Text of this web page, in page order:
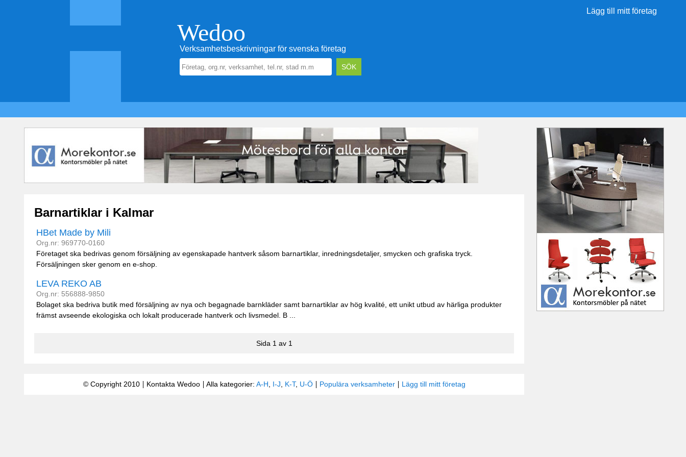
Lägg till mitt företag
Wedoo
Verksamhetsbeskrivningar för svenska företag
Barnartiklar i Kalmar
HBet Made by Mili
Org.nr: 969770-0160
Företaget ska bedrivas genom försäljning av egenskapade hantverk såsom barnartiklar, inredningsdetaljer, smycken och grafiska tryck.
Försäljningen sker genom en e-shop.
LEVA REKO AB
Org.nr: 556888-9850
Bolaget ska bedriva butik med försäljning av nya och begagnade barnkläder samt barnartiklar av hög kvalité, ett unikt utbud av härliga produkter
främst avseende ekologiska och lokalt producerade hantverk och livsmedel. B ...
Sida 1 av 1
© Copyright 2010 Kontakta Wedoo Alla kategorier: A-H I-J K-T, U-Ö Populära verksamheter Lägg till mitt företag